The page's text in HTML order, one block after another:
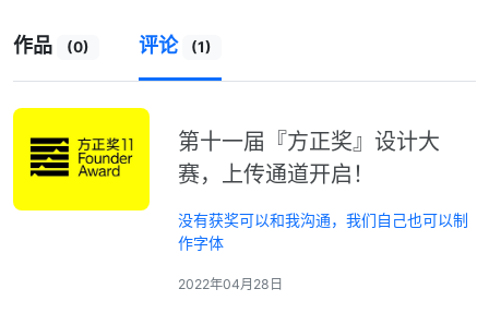
作品 (0) 评论 (1)
第十一届『方正奖』设计大
赛，上传通道开启！
没有获奖可以和我沟通，我们自己也可以制
作字体
2022年04月28日